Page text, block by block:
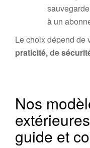
à un
Le choix dépend de
praticité, de
Nos
guide et